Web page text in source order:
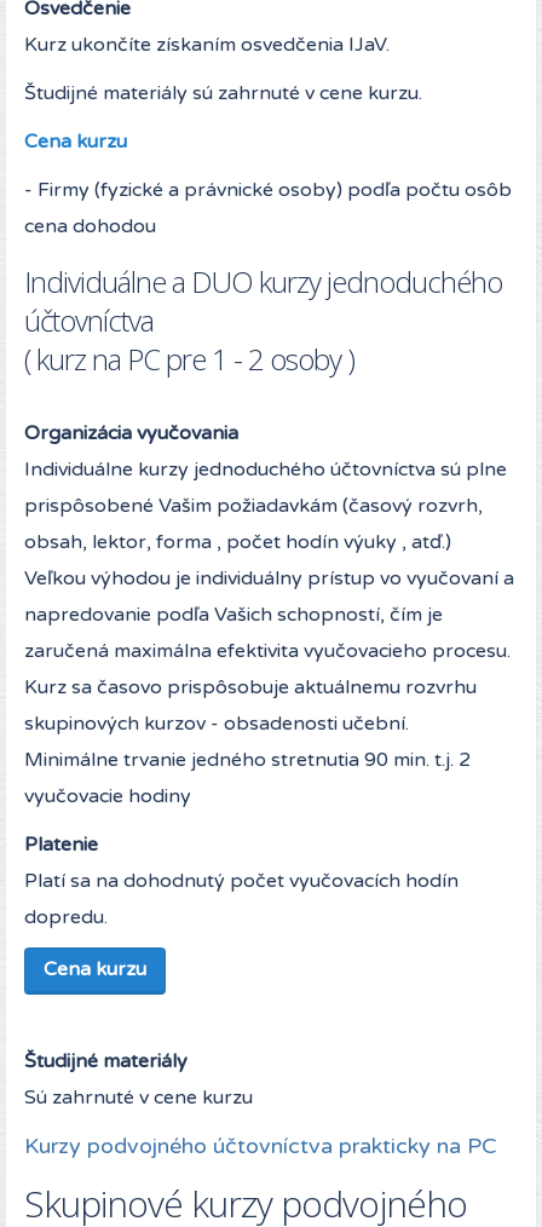
Osvedčenie
Kurz ukončíte získaním osvedčenia IJaV.
Študijné materiály sú zahrnuté v cene kurzu.
Cena kurzu
- Firmy (fyzické a právnické osoby) podľa počtu osôb
cena dohodou
Individuálne a DUO kurzy jednoduchého
účtovníctva
( kurz na PC pre 1 - 2 osoby )
Organizácia vyučovania
Individuálne kurzy jednoduchého účtovníctva sú plne
prispôsobené Vašim požiadavkám (časový rozvrh,
obsah, lektor, forma , počet hodín výuky , atď.)
Veľkou výhodou je individuálny prístup vo vyučovaní a
napredovanie podľa Vašich schopností, čím je
zaručená maximálna efektivita vyučovacieho procesu.
Kurz sa časovo prispôsobuje aktuálnemu rozvrhu
skupinových kurzov - obsadenosti učební.
Minimálne trvanie jedného stretnutia 90 min. t.j. 2
vyučovacie hodiny
Platenie
Platí sa na dohodnutý počet vyučovacích hodín
dopredu.
Cena kurzu
Študijné materiály
Sú zahrnuté v cene kurzu
Kurzy podvojného účtovníctva prakticky na PC
Skupinové kurzy podvojného